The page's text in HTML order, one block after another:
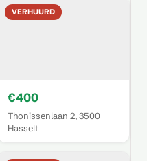
VERHUURD
€400
Thonissenlaan 2, 3500
Hasselt